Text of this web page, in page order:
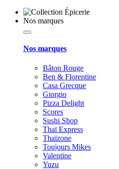
Nos marques
Nos marques
Bâton Rouge
Ben & Florentine
Casa Grecque
Giorgio
Pizza Delight
Scores
Sushi Shop
Thaï Express
Thaïzone
Toujours Mikes
Valentine
Yuzu